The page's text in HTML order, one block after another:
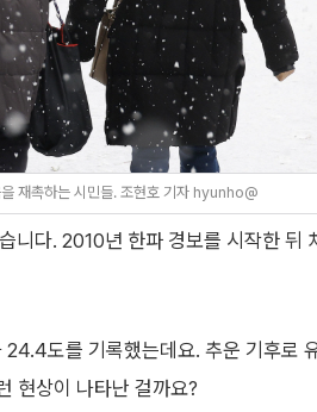
재촉하는 시민들. 조현호 기자 hyunho@
니다. 2010년 한파 경보를 시작한 뒤
도를 기록했는데요. 추운 기후로
현상이 나타난 걸까요?